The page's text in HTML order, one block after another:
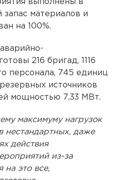
выполнены в
материалов и
на 100%.
216 бригад, 1116
персонала, 745 единиц
источников
мощностью 7,33 МВт.
максимуму нагрузок
нестандартных, даже
действия
из-за
на это все,